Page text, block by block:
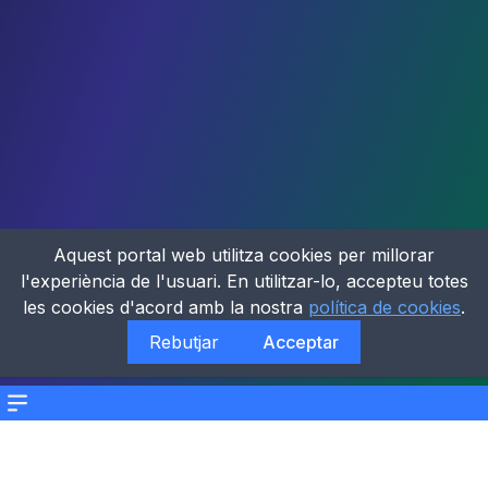
Menu
Aquest portal web utilitza cookies per millorar
l'experiència de l'usuari. En utilitzar-lo, accepteu totes
les cookies d'acord amb la nostra política de cookies.
Rebutjar
Acceptar